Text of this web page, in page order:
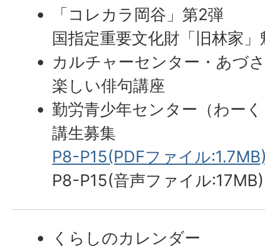
「コレカラ岡谷」第2弾
国指定重要文化財「旧林家
カルチャーセンター・あづ
楽しい俳句講座
勤労青少年センター（わー
講生募集
P8-P15(PDFファイル
P8-P15(音声ファイル:17MB)
くらしのカレンダー